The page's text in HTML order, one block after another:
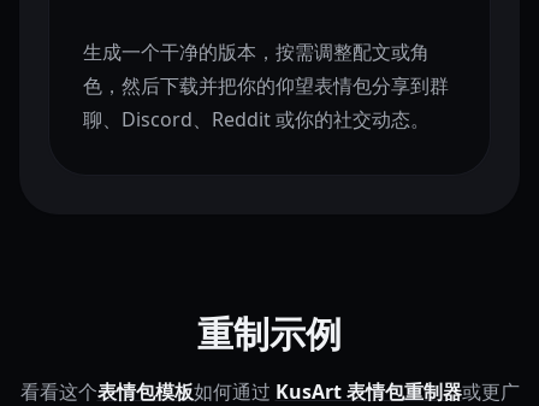
生成一个干净的版本，按需调整配文或角
色，然后下载并把你的仰望表情包分享到群
聊、Discord、Reddit 或你的社交动态。
重制示例
看看这个表情包模板如何通过 KusArt 表情包重制器或更广